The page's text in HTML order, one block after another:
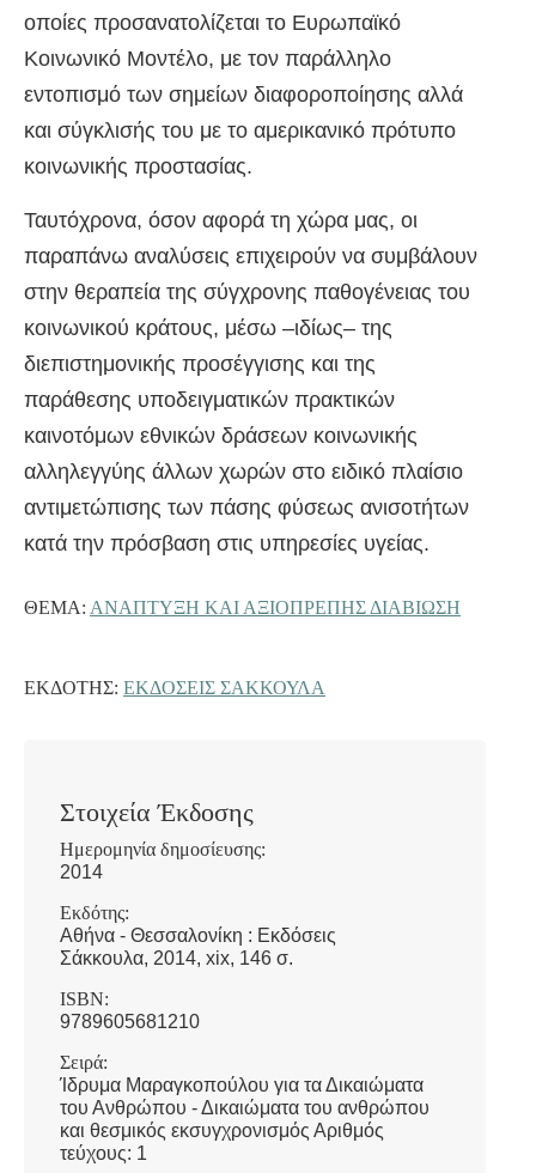
οποίες προσανατολίζεται το Ευρωπαϊκό
Κοινωνικό Μοντέλο, με τον παράλληλο
εντοπισμό των σημείων διαφοροποίησης αλλά
και σύγκλισής του με το αμερικανικό πρότυπο
κοινωνικής προστασίας.
Ταυτόχρονα, όσον αφορά τη χώρα μας, οι
παραπάνω αναλύσεις επιχειρούν να συμβάλουν
στην θεραπεία της σύγχρονης παθογένειας του
κοινωνικού κράτους, μέσω –ιδίως– της
διεπιστημονικής προσέγγισης και της
παράθεσης υποδειγματικών πρακτικών
καινοτόμων εθνικών δράσεων κοινωνικής
αλληλεγγύης άλλων χωρών στο ειδικό πλαίσιο
αντιμετώπισης των πάσης φύσεως ανισοτήτων
κατά την πρόσβαση στις υπηρεσίες υγείας.
ΘΈΜΑ: ΑΝΑΠΤΥΞΗ ΚΑΙ ΑΞΙΟΠΡΕΠΗΣ ΔΙΑΒΙΩΣΗ
ΕΚΔΌΤΗΣ: ΕΚΔΌΣΕΙΣ ΣΆΚΚΟΥΛΑ
Στοιχεία Έκδοσης
Ημερομηνία δημοσίευσης:
2014
Εκδότης:
Αθήνα - Θεσσαλονίκη : Εκδόσεις
Σάκκουλα, 2014, xix, 146 σ.
ISBN:
9789605681210
Σειρά:
Ίδρυμα Μαραγκοπούλου για τα Δικαιώματα
του Ανθρώπου - Δικαιώματα του ανθρώπου
και θεσμικός εκσυγχρονισμός Αριθμός
τεύχους: 1